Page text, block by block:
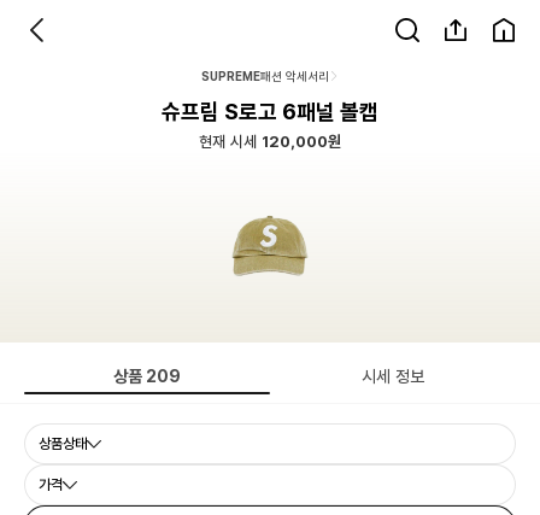
SUPREME패션 악세서리
슈프림 S로고 6패널 볼캡
현재 시세 120,000원
상품 209 시세 정보
상품상태
가격